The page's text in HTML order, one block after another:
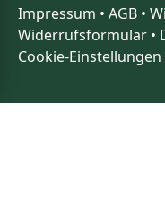
Impressum • AGB •
Widerrufsformular •
Cookie-Einstellungen